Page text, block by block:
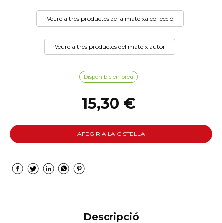
Veure altres productes de la mateixa col·lecció
Veure altres productes del mateix autor
Disponible en breu
15,30 €
AFEGIR A LA CISTELLA
Descripció